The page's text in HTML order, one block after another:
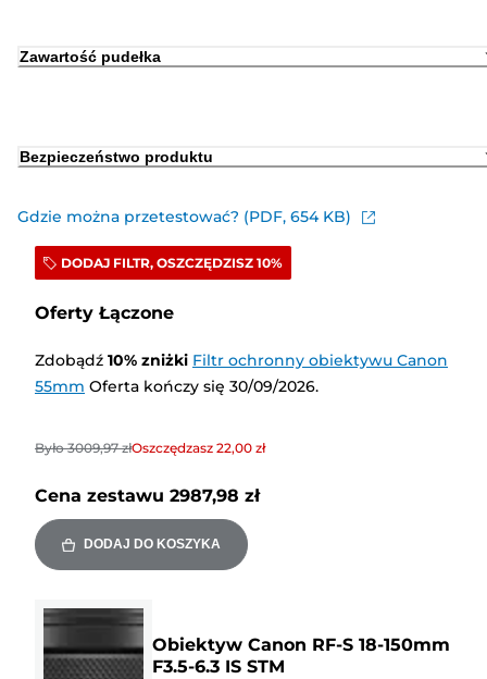
Zawartość pudełka
Bezpieczeństwo produktu
Gdzie można przetestować? (PDF, 654 KB)
DODAJ FILTR, OSZCZĘDZISZ 10%
Oferty Łączone
Zdobądź 10% zniżki Filtr ochronny obiektywu Canon
55mm Oferta kończy się 30/09/2026.
Było3009,97 złOszczędzasz 22,00 zł
Cena zestawu 2987,98 zł
DODAJ DO KOSZYKA
Obiektyw Canon RF-S 18-150mm
F3.5-6.3 IS STM